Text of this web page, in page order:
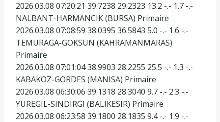
2026.03.08 07:20:21 39.7238 29.2323 13.2 -.- 1.7 -.-
NALBANT-HARMANCIK (BURSA) Primaire
2026.03.08 07:08:59 38.0395 36.5843 5.0 -.- 1.6 -.-
TEMURAGA-GOKSUN (KAHRAMANMARAS)
Primaire
2026.03.08 07:01:04 38.9903 28.2255 25.5 -.- 1.3 -.-
KABAKOZ-GORDES (MANISA) Primaire
2026.03.08 06:30:06 39.1318 28.3040 9.7 -.- 2.3 -.-
YUREGIL-SINDIRGI (BALIKESIR) Primaire
2026.03.08 06:23:58 39.1800 28.1835 9.4 -.- 1.9 -.-